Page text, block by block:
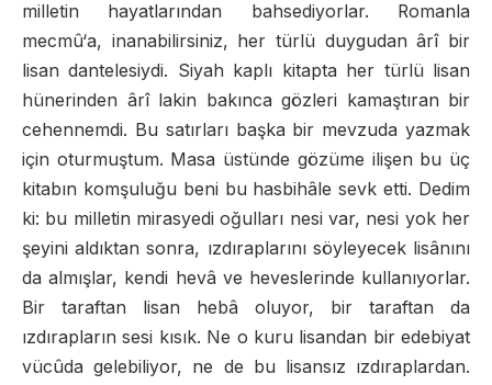
milletin hayatlarından bahsediyorlar. Romanla
mecmû‘a, inanabilirsiniz, her türlü duygudan ârî bir
lisan dantelesiydi. Siyah kaplı kitapta her türlü lisan
hünerinden ârî lakin bakınca gözleri kamaştıran bir
cehennemdi. Bu satırları başka bir mevzuda yazmak
için oturmuştum. Masa üstünde gözüme ilişen bu üç
kitabın komşuluğu beni bu hasbihâle sevk etti. Dedim
ki: bu milletin mirasyedi oğulları nesi var, nesi yok her
şeyini aldıktan sonra, ızdıraplarını söyleyecek lisânını
da almışlar, kendi hevâ ve heveslerinde kullanıyorlar.
Bir taraftan lisan hebâ oluyor, bir taraftan da
ızdırapların sesi kısık. Ne o kuru lisandan bir edebiyat
vücûda gelebiliyor, ne de bu lisansız ızdıraplardan.